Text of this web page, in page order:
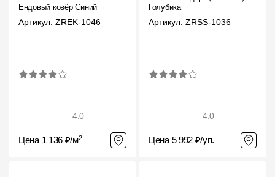
Ендовый ковёр Синий
Артикул: ZREK-1046
4.0
Цена 1 136 ₽/м2
Голубика
Артикул: ZRSS-1036
4.0
Цена 5 992 ₽/уп.